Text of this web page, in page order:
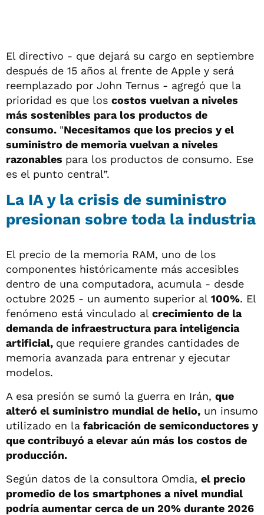
El directivo - que dejará su cargo en septiembre
después de 15 años al frente de Apple y será
reemplazado por John Ternus - agregó que la
prioridad es que los costos vuelvan a niveles
más sostenibles para los productos de
consumo. "Necesitamos que los precios y el
suministro de memoria vuelvan a niveles
razonables para los productos de consumo. Ese
es el punto central”.
La IA y la crisis de suministro
presionan sobre toda la industria
El precio de la memoria RAM, uno de los
componentes históricamente más accesibles
dentro de una computadora, acumula - desde
octubre 2025 - un aumento superior al 100%. El
fenómeno está vinculado al crecimiento de la
demanda de infraestructura para inteligencia
artificial, que requiere grandes cantidades de
memoria avanzada para entrenar y ejecutar
modelos.
A esa presión se sumó la guerra en Irán, que
alteró el suministro mundial de helio, un insumo
utilizado en la fabricación de semiconductores y
que contribuyó a elevar aún más los costos de
producción.
Según datos de la consultora Omdia, el precio
promedio de los smartphones a nivel mundial
podría aumentar cerca de un 20% durante 2026